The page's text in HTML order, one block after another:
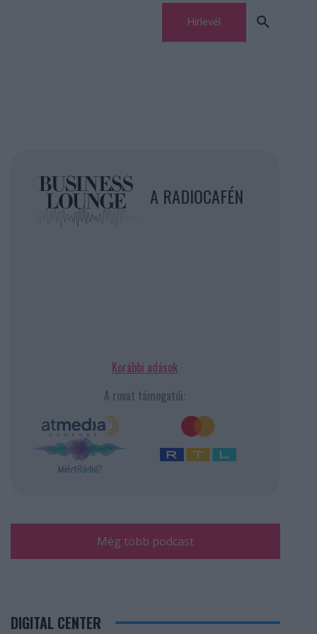
Hírlevél
A RADIOCAFÉN
Korábbi adások
A rovat támogatói:
Még több podcast
DIGITAL CENTER